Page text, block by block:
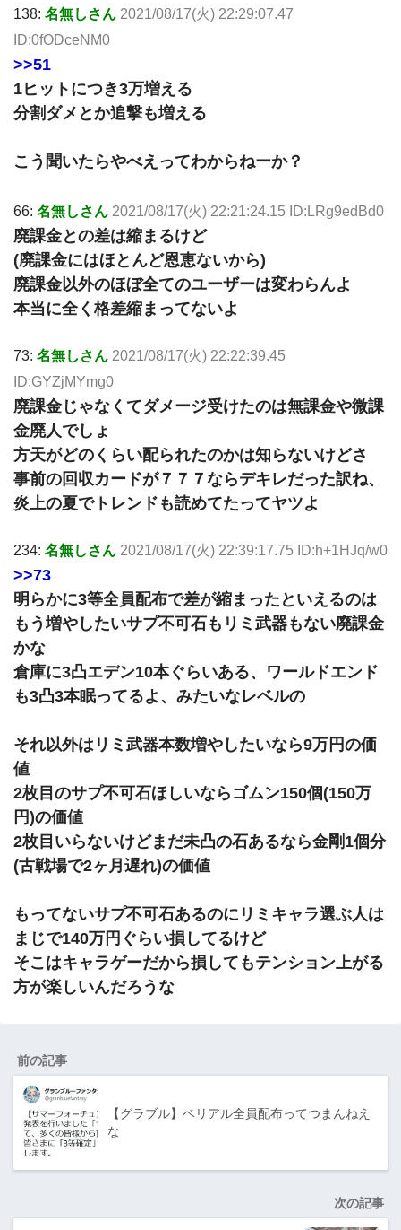
138: 名無しさん 2021/08/17(火) 22:29:07.47
ID:0fODceNM0
>>51
1ヒットにつき3万増える
分割ダメとか追撃も増える
こう聞いたらやべえってわからねーか？
66: 名無しさん 2021/08/17(火) 22:21:24.15 ID:LRg9edBd0
廃課金との差は縮まるけど
(廃課金にはほとんど恩恵ないから)
廃課金以外のほぼ全てのユーザーは変わらんよ
本当に全く格差縮まってないよ
73: 名無しさん 2021/08/17(火) 22:22:39.45
ID:GYZjMYmg0
廃課金じゃなくてダメージ受けたのは無課金や微課
金廃人でしょ
方天がどのくらい配られたのかは知らないけどさ
事前の回収カードが７７７ならデキレだった訳ね、
炎上の夏でトレンドも読めてたってヤツよ
234: 名無しさん 2021/08/17(火) 22:39:17.75 ID:h+1HJq/w0
>>73
明らかに3等全員配布で差が縮まったといえるのは
もう増やしたいサプ不可石もリミ武器もない廃課金
かな
倉庫に3凸エデン10本ぐらいある、ワールドエンド
も3凸3本眠ってるよ、みたいなレベルの
それ以外はリミ武器本数増やしたいなら9万円の価
値
2枚目のサプ不可石ほしいならゴムン150個(150万
円)の価値
2枚目いらないけどまだ未凸の石あるなら金剛1個分
(古戦場で2ヶ月遅れ)の価値
もってないサプ不可石あるのにリミキャラ選ぶ人は
まじで140万円ぐらい損してるけど
そこはキャラゲーだから損してもテンション上がる
方が楽しいんだろうな
前の記事
【グラブル】ベリアル全員配布ってつまんねえ
な
次の記事